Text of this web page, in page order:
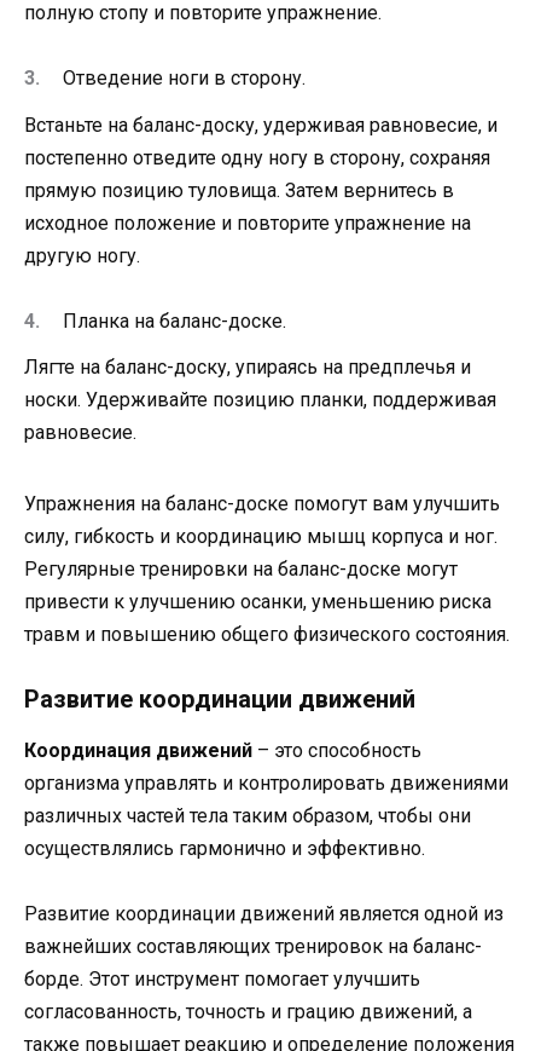
полную стопу и повторите упражнение.
Отведение ноги в сторону.
Встаньте на баланс-доску, удерживая равновесие, и
постепенно отведите одну ногу в сторону, сохраняя
прямую позицию туловища. Затем вернитесь в
исходное положение и повторите упражнение на
другую ногу.
Планка на баланс-доске.
Лягте на баланс-доску, упираясь на предплечья и
носки. Удерживайте позицию планки, поддерживая
равновесие.
Упражнения на баланс-доске помогут вам улучшить
силу, гибкость и координацию мышц корпуса и ног.
Регулярные тренировки на баланс-доске могут
привести к улучшению осанки, уменьшению риска
травм и повышению общего физического состояния.
Развитие координации движений
Координация движений – это способность
организма управлять и контролировать движениями
различных частей тела таким образом, чтобы они
осуществлялись гармонично и эффективно.
Развитие координации движений является одной из
важнейших составляющих тренировок на баланс-
борде. Этот инструмент помогает улучшить
согласованность, точность и грацию движений, а
также повышает реакцию и определение положения